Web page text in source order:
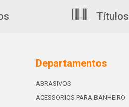
Títulos
Departamentos
ABRASIVOS
ACESSORIOS PARA BANHEIRO